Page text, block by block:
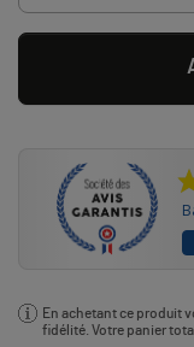
En achetant ce produit
fidélité. Votre panier